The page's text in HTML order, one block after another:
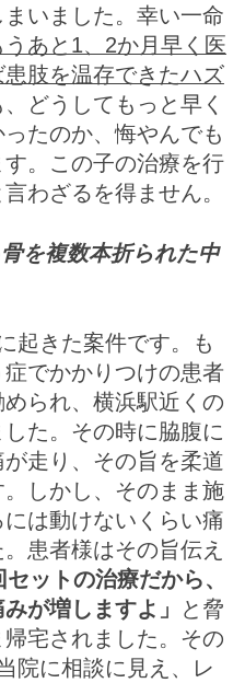
いました。幸い一命
うあと1、2か月早く医
肢を温存できたハズ
どうしてもっと早く
たのか、悔やんでも
。この子の治療を行
わざるを得ません。
を複数本折られた中
起きた案件です。も
でかかりつけの患者
られ、横浜駅近くの
た。その時に脇腹に
走り、その旨を柔道
しかし、そのまま施
は動けないくらい痛
患者様はその旨伝え
セットの治療だから、
が増しますよ」
と脅
宅されました。その
院に相談に見え、レ